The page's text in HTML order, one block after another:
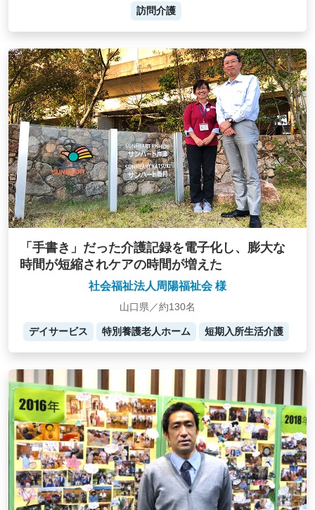
訪問介護
「手書き」だった介護記録を電子化し、膨大な
時間が短縮されケアの時間が増えた
社会福祉法人周陽福祉会 様
山口県／約130名
デイサービス 特別養護老人ホーム 短期入所生活介護